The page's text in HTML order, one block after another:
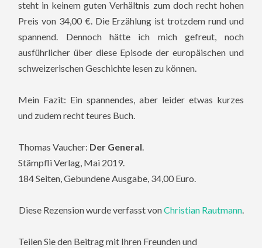
steht in keinem guten Verhältnis zum doch recht hohen
Preis von 34,00 €. Die Erzählung ist trotzdem rund und
spannend. Dennoch hätte ich mich gefreut, noch
ausführlicher über diese Episode der europäischen und
schweizerischen Geschichte lesen zu können.
Mein Fazit: Ein spannendes, aber leider etwas kurzes
und zudem recht teures Buch.
Thomas Vaucher: Der General.
Stämpfli Verlag, Mai 2019.
184 Seiten, Gebundene Ausgabe, 34,00 Euro.
Diese Rezension wurde verfasst vonChristian Rautmann.
Teilen Sie den Beitrag mit Ihren Freunden und